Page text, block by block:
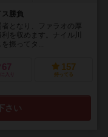
勝負
となり、ファラオの厚
を収めます。ナイル川
振ってタ...
67
に入り
157
持ってる
さい